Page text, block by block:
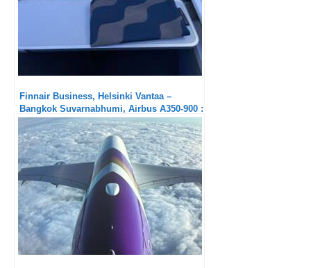
Finnair Business, Helsinki Vantaa –
Bangkok Suvarnabhumi, Airbus A350-900 :
Un cran en dessous des
concurrents nordiques